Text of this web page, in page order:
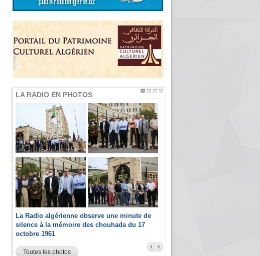
LA RADIO EN PHOTOS
La Radio algérienne observe une minute de
silence à la mémoire des chouhada du 17
octobre 1961
Toutes les photos